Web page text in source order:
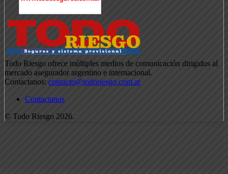
Todo Riesgo ofrece múltiples medios de comunicación dirigidos al
mercado asegurador argentino e internacional.
Contactanos: contacto@todoriesgo.com.ar
Contactanos
© Todo Riesgo 2026.